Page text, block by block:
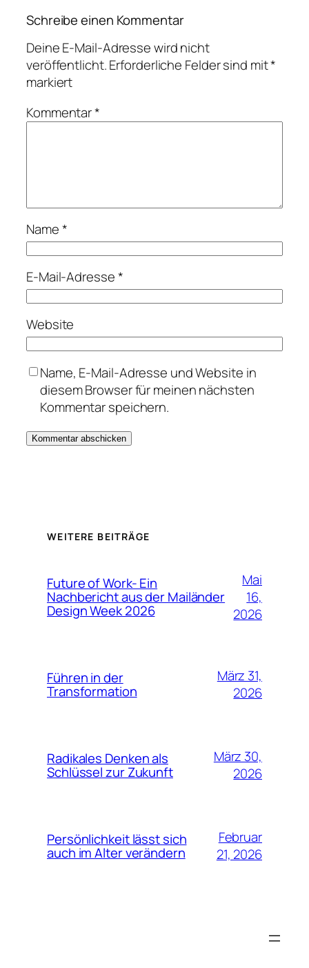
Schreibe einen Kommentar
Deine E-Mail-Adresse wird nicht
veröffentlicht.Erforderliche Felder sind mit*
markiert
Kommentar*
Name*
E-Mail-Adresse*
Website
Name, E-Mail-Adresse und Website in
diesem Browser für meinen nächsten
Kommentar speichern.
WEITERE BEITRÄGE
Future of Work- Ein
Nachbericht aus der Mailänder
Design Week 2026
Mai
16,
2026
Führen in der
Transformation
März 31,
2026
Radikales Denken als
Schlüssel zur Zukunft
März 30,
2026
Persönlichkeit lässt sich
auch im Alter verändern
Februar
21, 2026